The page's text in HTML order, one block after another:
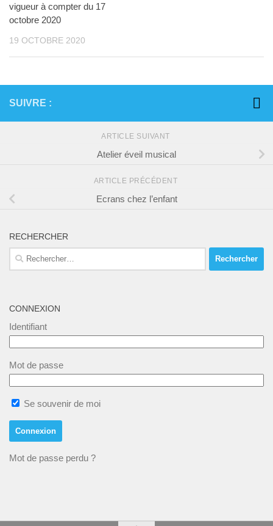
vigueur à compter du 17
octobre 2020
19 OCTOBRE 2020
SUIVRE :
ARTICLE SUIVANT
Atelier éveil musical
ARTICLE PRÉCÉDENT
Ecrans chez l’enfant
RECHERCHER
Rechercher :
CONNEXION
Identifiant
Mot de passe
Se souvenir de moi
Mot de passe perdu ?